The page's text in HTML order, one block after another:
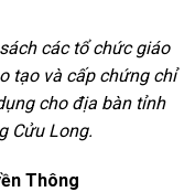
các tổ chức giáo
tạo và cấp chứng chỉ
cho địa bàn tỉnh
Cửu Long.
Thông